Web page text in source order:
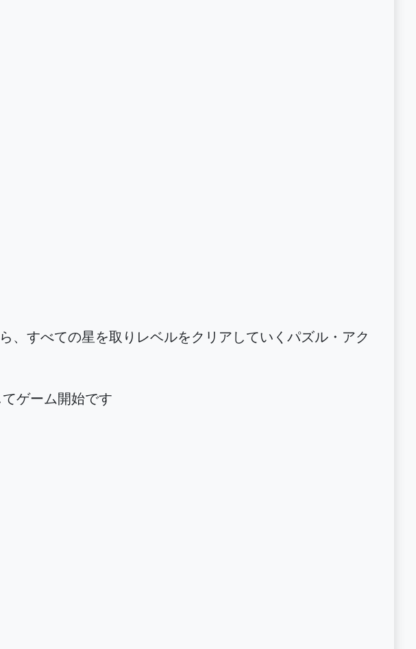
すべての星を取りレベルをクリアしていくパズル・アク
ゲーム開始です